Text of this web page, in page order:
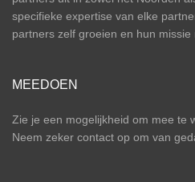
specifieke expertise van elke
partners zelf groeien en hun missie
MEEDOEN
Zie je een mogelijkheid om mee te
Neem zeker contact op om van